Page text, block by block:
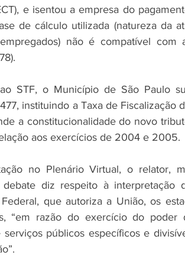
e isentou a empresa do
de cálculo utilizada (natureza da
não é compatível com
STF, o Município de São Paulo
instituindo a Taxa de Fiscalização
a constitucionalidade do novo
aos exercícios de 2004 e 2005.
no Plenário Virtual, o relator,
diz respeito à interpretação
Federal, que autoriza a União, os
“em razão do exercício do
serviços públicos específicos e